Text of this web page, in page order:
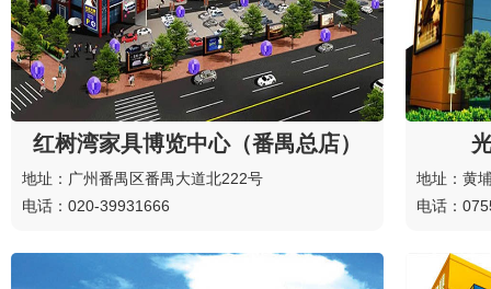
红树湾家具博览中心（番禺总店）
地址：广州番禺区番禺大道北222号
电话：020-39931666
地址：黄
电话：